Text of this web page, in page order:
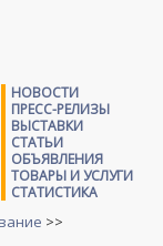
НОВОСТИ
ПРЕСС-РЕЛИЗЫ
ВЫСТАВКИ
СТАТЬИ
ОБЪЯВЛЕНИЯ
ТОВАРЫ И УСЛУГИ
СТАТИСТИКА
>>